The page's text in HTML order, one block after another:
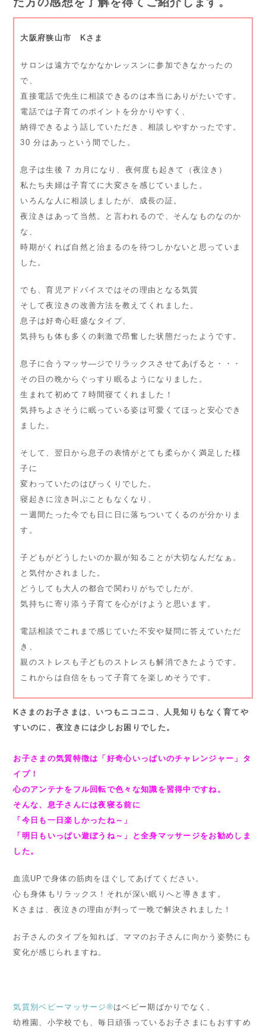
大阪府狭山市 Kさま
サロンは遠方でなかなかレッスンに参加できなかったの
で、
直接電話で先生に相談できるのは本当にありがたいです。
電話では子育てのポイントを分かりやすく、
納得できるよう話していただき、相談しやすかったです。
30 分はあっという間でした。
息子は生後 7 カ月になり、夜何度も起きて（夜泣き）
私たち夫婦は子育てに大変さを感じていました。
いろんな人に相談しましたが、成長の証。
夜泣きはあって当然。と言われるので、そんなものなのか
な、
時期がくれば自然と治まるのを待つしかないと思っていま
した。
でも、育児アドバイスではその理由となる気質
そして夜泣きの改善方法を教えてくれました。
息子は好奇心旺盛なタイプ、
気持ちも体も多くの刺激で昂奮した状態だったようです。
息子に合うマッサ―ジでリラックスさせてあげると・・・
その日の晩からぐっすり眠るようになりました。
生まれて初めて７時間寝てくれました！
気持ちよさそうに眠っている姿は可愛くてほっと安心でき
ました。
そして、翌日から息子の表情がとても柔らかく満足した様
子に
変わっていたのはびっくりでした。
寝起きに泣き叫ぶこともなくなり、
一週間たった今でも日に日に落ちついてくるのが分かりま
す。
子どもがどうしたいのか親が知ることが大切なんだなぁ。
と気付かされました。
どうしても大人の都合で関わりがちでしたが、
気持ちに寄り添う子育てを心がけようと思います。
電話相談でこれまで感じていた不安や疑問に答えていただ
き、
親のストレスも子どものストレスも解消できたようです。
これからは自信をもって子育てを楽しめそうです。
Kさまのお子さまは、いつもニコニコ、人見知りもなく育てや
すいのに、夜泣きには少しお困りでした。
お子さまの気質特徴は「好奇心いっぱいのチャレンジャー」タ
イプ！
心のアンテナをフル回転で色々な知識を習得中ですね。
そんな、息子さんには夜寝る前に
「今日も一日楽しかったね～」
「明日もいっぱい遊ぼうね～」と全身マッサージをお勧めしま
した。
血流UPで身体の筋肉をほぐしてあげてください。
心も身体もリラックス！それが深い眠りへと導きます。
Kさまは、夜泣きの理由が判って一晩で解決されました！
お子さんのタイプを知れば、ママのお子さんに向かう姿勢にも
変化が感じられますね。
気質別ベビーマッサージ®はベビー期ばかりでなく、
幼稚園、小学校でも、毎日頑張っているお子さまにもおすすめ